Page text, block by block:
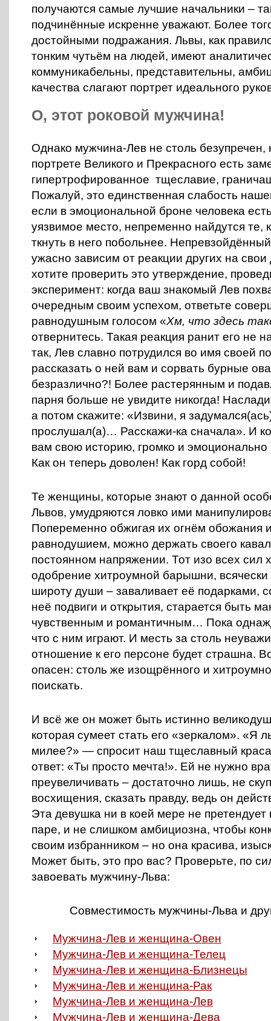
получаются самые лучшие начальники –
подчинённые искренне уважают. Более
достойными подражания. Львы, как
тонким чутьём на людей, имеют
коммуникабельны, представительны,
качества слагают портрет идеального
О, этот роковой мужчина!
Однако мужчина-Лев не столь безупречен,
портрете Великого и Прекрасного есть
гипертрофированное тщеславие,
Пожалуй, это единственная слабость
если в эмоциональной броне человека
уязвимое место, непременно найдутся те,
ткнуть в него побольнее.
ужасно зависим от реакции других на
хотите проверить это утверждение,
эксперимент: когда ваш знакомый Лев
очередным своим успехом, ответьте
равнодушным голосом «Хм, что здесь
отвернитесь. Такая реакция ранит его не
так, Лев славно потрудился во имя своей
рассказать о ней вам и сорвать бурные
безразлично?! Более растерянным и
парня больше не увидите никогда!
а потом скажите: «Извини, я
прослушал(а)… Расскажи-ка сначала». И
вам свою историю, громко и эмоционально
Как он теперь доволен! Как горд собой!
Те женщины, которые знают о данной
Львов, умудряются ловко ими
Попеременно обжигая их огнём обожания
равнодушием, можно держать своего
постоянном напряжении. Тот изо всех сил
одобрение хитроумной барышни,
широту души – заваливает её подарками,
неё подвиги и открытия, старается быть
чувственным и романтичным… Пока
что с ним играют. И месть за столь
отношение к его персоне будет страшна.
опасен: столь же изощрённого и
поискать.
И всё же он может быть истинно
которая сумеет стать его «зеркалом». «Я
милее?» — спросит наш тщеславный
ответ: «Ты просто мечта!». Ей не нужно
преувеличивать – достаточно лишь, не
восхищения, сказать правду, ведь он
Эта девушка ни в коей мере не претендует
паре, и не слишком амбициозна, чтобы
своим избранником – но она красива,
Может быть, это про вас? Проверьте, по
завоевать мужчину-Льва:
Совместимость мужчины-Льва и
Мужчина-Лев и женщина-Овен
Мужчина-Лев и женщина-Телец
Мужчина-Лев и женщина-Близнецы
Мужчина-Лев и женщина-Рак
Мужчина-Лев и женщина-Лев
Мужчина-Лев и женщина-Дева